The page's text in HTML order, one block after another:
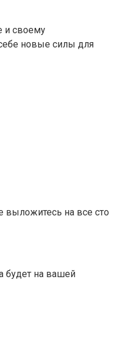
и своему
новые силы для
выложитесь на все сто
будет на вашей